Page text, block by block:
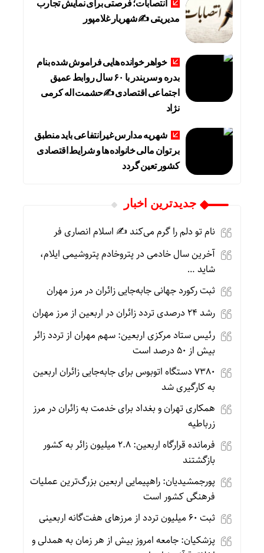
انتصابات؛ فرصتی برای نمایش تجارب
مدیریتی ✍ شهریار غلامپور
خواهر خوانده هایی فراموش شده بنام
بدره و سربندر با ۶۰ سال روابط عمیق
اجتماعی اقتصادی ✍حشمت اله کرمی
نژاد
شهریه مدارس غیرانتفاعی باید منطبق
بر توان مالی خانواده ها و شرایط اقتصادی
کشور تعین گردد
جديدترين اخبار
نام تو دلم را گرم می‌کند ✍️ اسلام انصاری فر
آخرین سال خادمی در پتروخادم پتروشیمی ایلام،
شاید …
ثبت رکورد جهانی جابه‌جایی زائران در مرز مهران
رشد ۲۴ درصدی تردد زائران در اربعین از مرز مهران
رئیس ستاد مرکزی اربعین: سهم مهران از تردد زائر
بیش از ۵۰ درصد است
۷۳۸۰ دستگاه اتوبوس برای جابه‌جایی زائران اربعین
به‌ کارگیری شد
همکاری تهران و بغداد برای خدمت به زائران در مرز
زرباطیه
فرمانده قرارگاه اربعین: ۲.۸ میلیون زائر به کشور
بازگشتند
پورجمشیدیان: راهپیمایی اربعین بزرگ‌ترین عملیات
فرهنگی کشور است
ثبت ۶۰ میلیون تردد از مرزهای هفت‌گانه اربعینی
پزشکیان: جامعه امروز بیش از هر زمان به همدلی و